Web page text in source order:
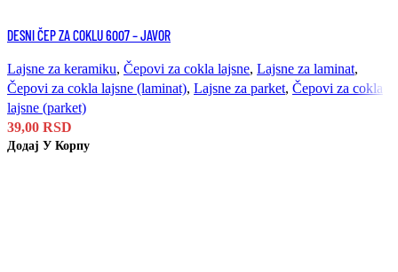
Brzi pregled
DESNI ČEP ZA COKLU 6007 – JAVOR
Lajsne za keramiku, Čepovi za cokla lajsne, Lajsne za laminat,
Čepovi za cokla lajsne (laminat), Lajsne za parket, Čepovi za cokla
lajsne (parket)
39,00 RSD
Додај У Корпу